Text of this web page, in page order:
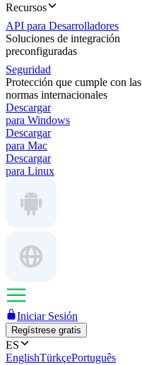
Recursos
API para Desarrolladores
Soluciones de integración
preconfiguradas
Seguridad
Protección que cumple con las
normas internacionales
Descargar
para Windows
Descargar
para Mac
Descargar
para Linux
Iniciar Sesión
Regístrese gratis
ES
EnglishTürkçePortuguês